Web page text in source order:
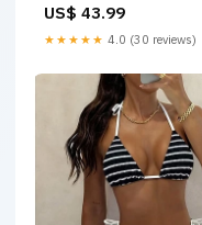
US$ 43.99
★★★★★ 4.0 (30 reviews)